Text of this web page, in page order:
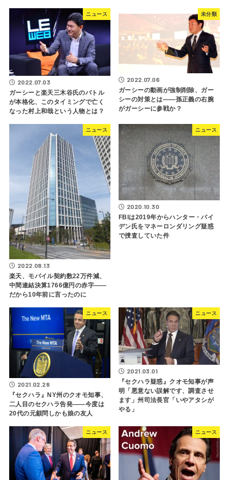
ニュース
2022.07.03
ガーシーと楽天三木谷氏のバトル
が本格化、このタイミングで亡く
なった村上和哉という人物とは？
未分類
2022.07.06
ガーシーの動画が強制削除、ガー
シーの対策とは――孫正義の右腕
がガーシーに参戦か？
ニュース
2022.08.13
楽天、モバイル契約数22万件減、
中間連結決算1766億円の赤字――
だから10年前に言ったのに
ニュース
2020.10.30
FBIは2019年からハンター・バイ
デン氏をマネーロンダリング疑惑
で捜査していた件
ニュース
2021.02.28
『セクハラ』NY州のクオモ知事、
二人目のセクハラ告発――今度は
20代の元顧問しかも娘の友人
ニュース
2021.03.01
『セクハラ疑惑』クオモ知事が声
明「悪意ない誤解です、調査させ
ます」州司法長官「いやアタシが
やる」
ニュース ニュース